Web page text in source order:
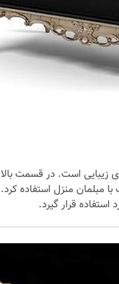
است. در قسمت
مبلمان منزل استفاده
قرار گیرد.